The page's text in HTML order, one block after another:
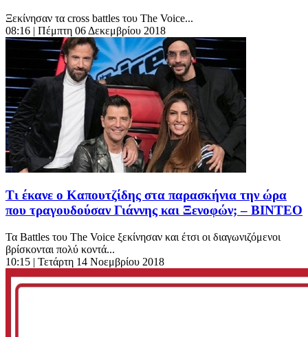
Ξεκίνησαν τα cross battles του The Voice...
08:16 | Πέμπτη 06 Δεκεμβρίου 2018
Τι έκανε ο Καπουτζίδης στα παρασκήνια την ώρα
που τραγουδούσαν Γιάννης και Ξενοφών; – ΒΙΝΤΕΟ
Τα Battles του The Voice ξεκίνησαν και έτσι οι διαγωνιζόμενοι
βρίσκονται πολύ κοντά...
10:15 | Τετάρτη 14 Νοεμβρίου 2018